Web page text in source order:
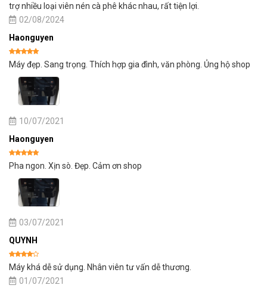
trợ nhiều loại viên nén cà phê khác nhau, rất tiện lợi.
02/08/2024
Haonguyen
Được xếp
hạng 55
Máy đẹp. Sang trọng. Thích hợp gia đình, văn phòng. Ủng hộ shop
10/07/2021
Haonguyen
Được xếp
hạng 5 5
Pha ngon. Xịn sò. Đẹp. Cảm ơn shop
03/07/2021
QUYNH
Được
xếp
hạng4 5
sao
Máy khá dễ sử dụng. Nhân viên tư vấn dễ thương.
01/07/2021